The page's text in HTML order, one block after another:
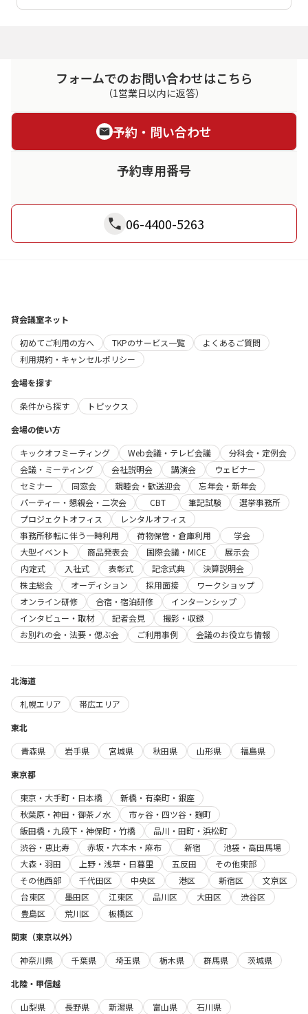
フォームでのお問い合わせはこちら
（1営業日以内に返答）
予約・問い合わせ
予約専用番号
06-4400-5263
貸会議室ネット
初めてご利用の方へ
TKPのサービス一覧
よくあるご質問
利用規約・キャンセルポリシー
会場を探す
条件から探す
トピックス
会場の使い方
キックオフミーティング
Web会議・テレビ会議
分科会・定例会
会議・ミーティング
会社説明会 講演会
ウェビナー
セミナー
同窓会 親睦会・歓送迎会
忘年会・新年会
パーティー・懇親会・二次会
CBT 筆記試験
選挙事務所
プロジェクトオフィス
レンタルオフィス
事務所移転に伴う一時利用
荷物保管・倉庫利用
学会
大型イベント
商品発表会 国際会議・MICE
展示会
内定式
入社式 表彰式 記念式典
決算説明会
株主総会
オーディション 採用面接
ワークショップ
オンライン研修
合宿・宿泊研修
インターンシップ
インタビュー・取材
記者会見
撮影・収録
お別れの会・法要・偲ぶ会
ご利用事例 会議のお役立ち情報
北海道
札幌エリア
帯広エリア
東北
青森県
岩手県 宮城県 秋田県 山形県
福島県
東京都
東京・大手町・日本橋
新橋・有楽町・銀座
秋葉原・神田・御茶ノ水
市ヶ谷・四ツ谷・麹町
飯田橋・九段下・神保町・竹橋
品川・田町・浜松町
渋谷・恵比寿
赤坂・六本木・麻布 新宿
池袋・高田馬場
大森・羽田
上野・浅草・日暮里 五反田
その他東部
その他西部
千代田区 中央区 港区 新宿区
文京区
台東区
墨田区 江東区 品川区 大田区
渋谷区
豊島区
荒川区
板橋区
関東（東京以外）
神奈川県
千葉県 埼玉県 栃木県 群馬県
茨城県
北陸・甲信越
山梨県
長野県 新潟県 富山県
石川県